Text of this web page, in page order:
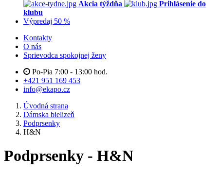
Akcia týždňa
Prihlásenie do
klubu
Výpredaj 50 %
Kontakty
O nás
Sprievodca spokojnej ženy
Po-Pia 7:00 - 13:00 hod.
+421 951 169 453
info@ekapo.cz
Úvodná strana
Dámska bielizeň
Podprsenky
H&N
Podprsenky - H&N